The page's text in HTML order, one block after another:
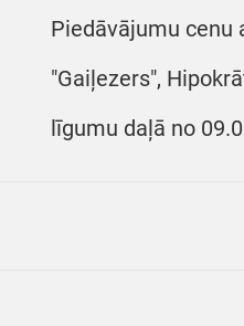
Piedāvājumu cenu
"Gaiļezers",
līgumu daļā no